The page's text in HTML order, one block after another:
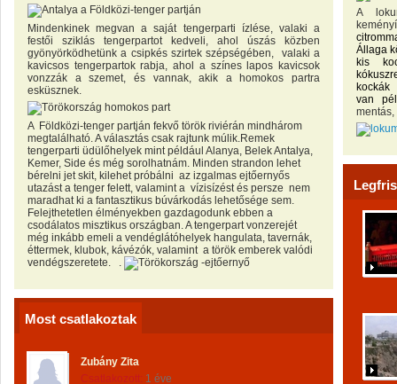
Mindenkinek megvan a saját tengerparti ízlése, valaki a
festői sziklás tengerpartot kedveli, ahol úszás közben
gyönyörködhetünk a csipkés szirtek szépségében, valaki a
kavicsos tengerpartok rabja, ahol a színes lapos kavicsok
vonzzák a szemet, és vannak, akik a homokos partra
esküsznek.
A Földközi-tenger partján fekvő török riviérán mindhárom
megtalálható. A választás csak rajtunk múlik.Remek
tengerparti üdülőhelyek mint például Alanya, Belek Antalya,
Kemer, Side és még sorolhatnám. Minden strandon lehet
bérelni jet skit, kilehet próbálni az izgalmas ejtőernyős
utazást a tenger felett, valamint a vízisízést és persze nem
maradhat ki a fantasztikus búvárkodás lehetősége sem.
Felejthetetlen élményekben gazdagodunk ebben a
csodálatos misztikus országban. A tengerpart vonzerejét
még inkább emeli a vendéglátóhelyek hangulata, tavernák,
éttermek, klubok, kávézók, valamint a török emberek valódi
vendégszeretete. .
Most csatlakoztak
Zubány Zita
Csatlakozott: 1 éve
A
Állaga
kis
kockák
van